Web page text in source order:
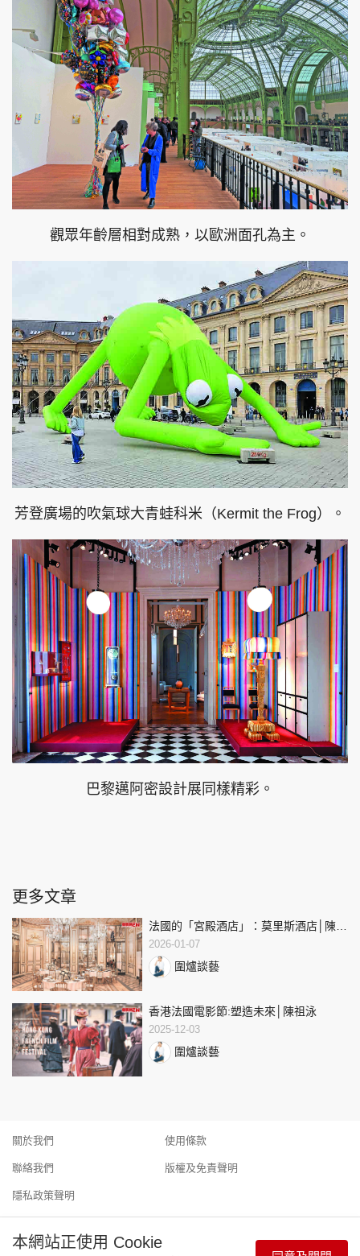
觀眾年齡層相對成熟，以歐洲面孔為主。
芳登廣場的吹氣球大青蛙科米（Kermit the Frog）。
巴黎邁阿密設計展同樣精彩。
更多文章
法國的「宮殿酒店」：莫里斯酒店│陳祖
泳
2026-01-07
圍爐談藝
香港法國電影節:塑造未來│陳祖泳
2025-12-03
圍爐談藝
關於我們
聯絡我們
隱私政策聲明
使用條款
版權及免責聲明
本網站正使用 Cookie